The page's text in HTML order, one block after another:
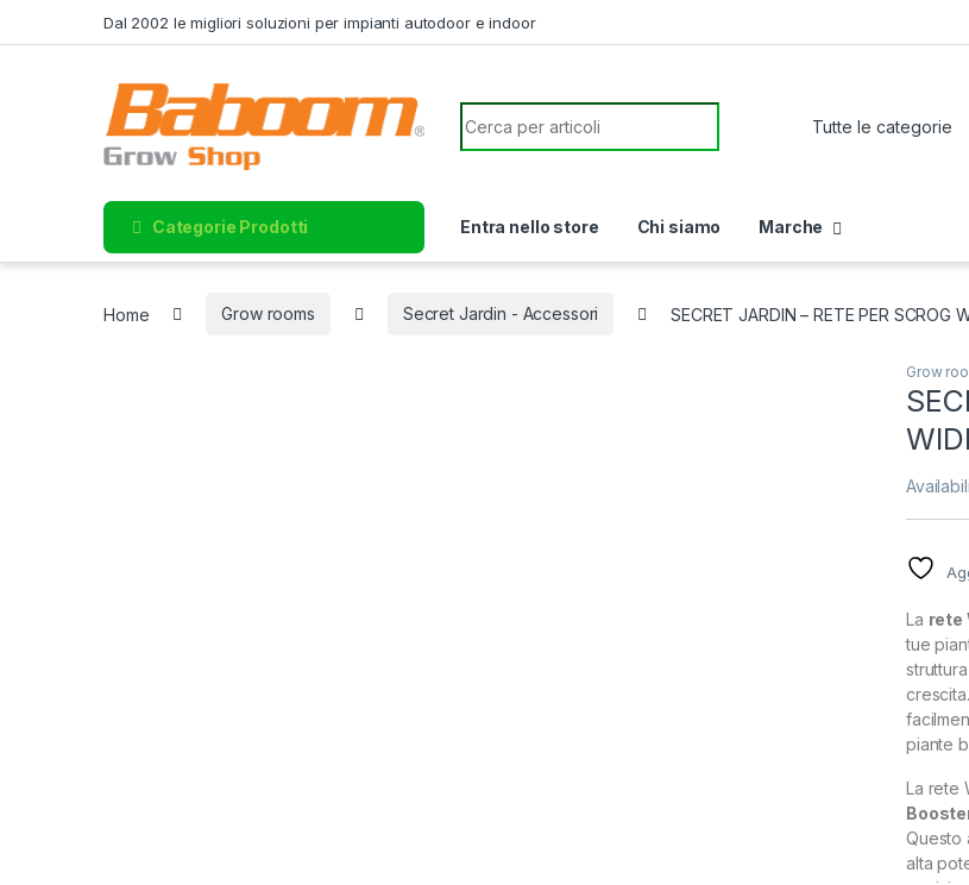
Dal 2002 le migliori soluzioni per impianti autodoor e indoor
Search for:
Categorie Prodotti Entra nello store Chi siamo Marche
Home Grow rooms Secret Jardin - Accessori SECRET JARDIN – RETE PER SCROG
Grow
La rete
tue
piante
La rete
Questo
alta